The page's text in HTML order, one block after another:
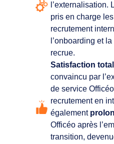
l’externalisation.
pris en charge
recrutement
l’onboarding et
recrue.
Satisfaction
convaincu par
de service
recrutement en
également
Officéo après
transition,